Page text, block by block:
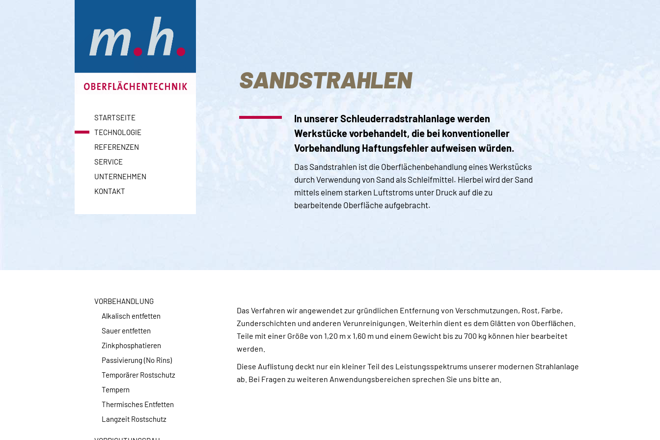
STARTSEITE
TECHNOLOGIE
REFERENZEN
SERVICE
UNTERNEHMEN
KONTAKT
SANDSTRAHLEN
In unserer Schleuderradstrahlanlage werden
Werkstücke vorbehandelt, die bei konventioneller
Vorbehandlung Haftungsfehler aufweisen würden.
Das Sandstrahlen ist die Oberflächenbehandlung eines Werkstücks
durch Verwendung von Sand als Schleifmittel. Hierbei wird der Sand
mittels einem starken Luftstroms unter Druck auf die zu
bearbeitende Oberfläche aufgebracht.
VORBEHANDLUNG
Alkalisch entfetten
Sauer entfetten
Zinkphosphatieren
Passivierung (No Rins)
Temporärer Rostschutz
Tempern
Thermisches Entfetten
Langzeit Rostschutz
Das Verfahren wir angewendet zur gründlichen Entfernung von Verschmutzungen, Rost, Farbe,
Zunderschichten und anderen Verunreinigungen. Weiterhin dient es dem Glätten von Oberflächen.
Teile mit einer Größe von 1,20 m x 1,60 m und einem Gewicht bis zu 700 kg können hier bearbeitet
werden.
Diese Auflistung deckt nur ein kleiner Teil des Leistungsspektrums unserer modernen Strahlanlage
ab. Bei Fragen zu weiteren Anwendungsbereichen sprechen Sie uns bitte an.